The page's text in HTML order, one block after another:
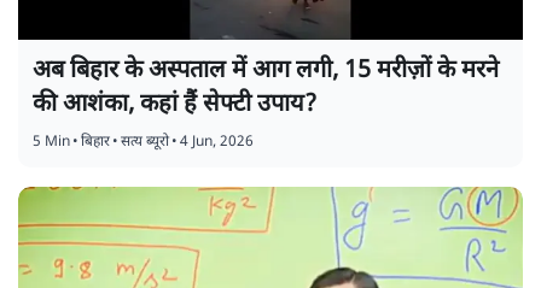
अब बिहार के अस्पताल में आग लगी, 15 मरीज़ों के मरने
की आशंका, कहां हैं सेफ्टी उपाय?
5 Min•बिहार•सत्य ब्यूरो•4 Jun, 2026